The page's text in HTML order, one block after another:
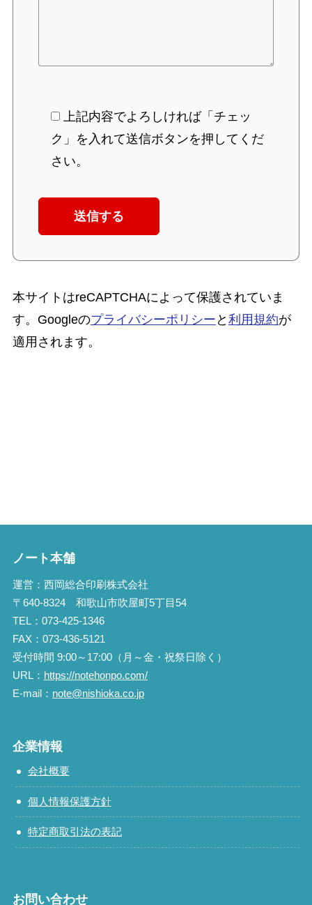
上記内容でよろしければ「チェッ
ク」を入れて送信ボタンを押してくだ
さい。
本サイトはreCAPTCHAによって保護されていま
す。Googleのプライバシーポリシー と 利用規約が
適用されます。
ノート本舗
運営：西岡総合印刷株式会社
〒640-8324 和歌山市吹屋町5丁目54
TEL：073-425-1346
FAX：073-436-5121
受付時間 9:00～17:00（月～金・祝祭日除く）
URL： https://notehonpo.com/
E-mail： note@nishioka.co.jp
企業情報
会社概要
個人情報保護方針
特定商取引法の表記
お問い合わせ